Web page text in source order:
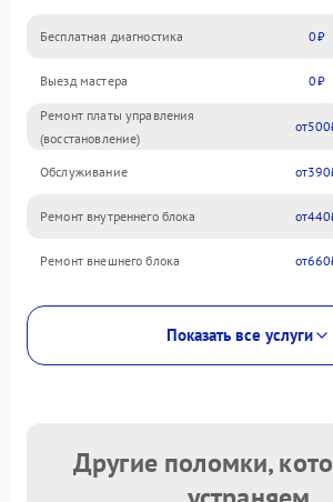
Бесплатная диагностика 0
Выезд мастера 0
Ремонт платы управления
(восстановление)
500
Обслуживание 390
Ремонт внутреннего блока 440
Ремонт внешнего блока 660
Показать все услуги
Другие поломки,